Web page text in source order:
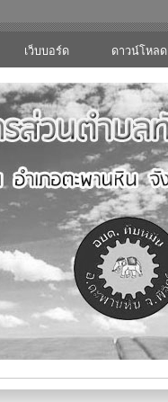
ดาวน์โหลด
เอกสาร
เว็บบอร์ด